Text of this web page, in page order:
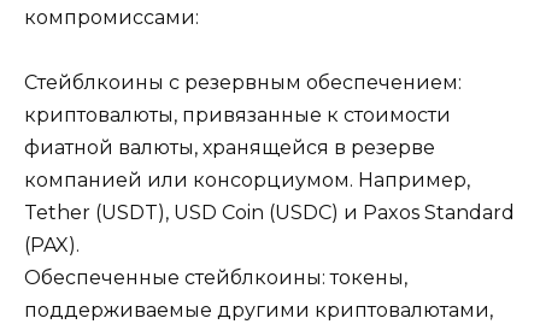
компромиссами:
Стейблкоины с резервным обеспечением:
криптовалюты, привязанные к стоимости
фиатной валюты, хранящейся в резерве
компанией или консорциумом. Например,
Tether (USDT), USD Coin (USDC) и Paxos Standard
(PAX).
Обеспеченные стейблкоины: токены,
поддерживаемые другими криптовалютами,